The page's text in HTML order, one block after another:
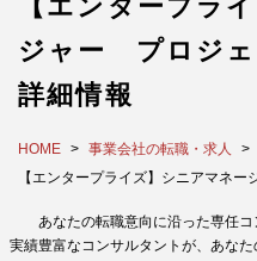
【エンタープラ
ジャー プロジ
詳細情報
HOME 事業会社の転職・求人
【エンタープライズ】シニアマネ
あなたの転職意向に沿った専任コ
実績豊富なコンサルタントが、あな